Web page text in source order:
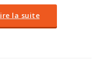
la suite